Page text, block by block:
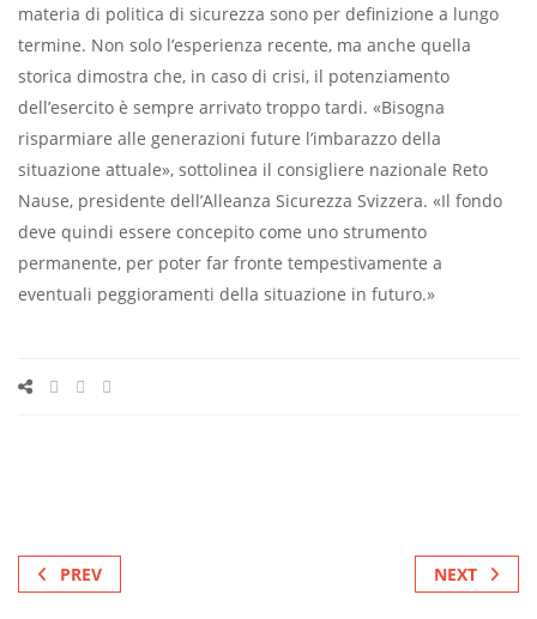
materia di politica di sicurezza sono per definizione a lungo
termine. Non solo l’esperienza recente, ma anche quella
storica dimostra che, in caso di crisi, il potenziamento
dell’esercito è sempre arrivato troppo tardi. «Bisogna
risparmiare alle generazioni future l’imbarazzo della
situazione attuale», sottolinea il consigliere nazionale Reto
Nause, presidente dell’Alleanza Sicurezza Svizzera. «Il fondo
deve quindi essere concepito come uno strumento
permanente, per poter far fronte tempestivamente a
eventuali peggioramenti della situazione in futuro.»
PREV NEXT